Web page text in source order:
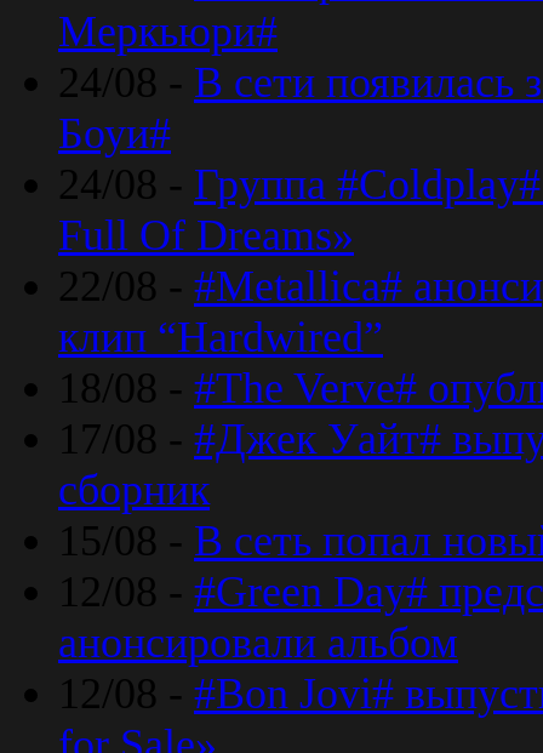
Меркьюри#
24/08 - В сети появилась
Боуи#
24/08 - Группа
Full Of Dreams»
22/08 - #Metallica#
клип “Hardwired”
18/08 - #The Verve#
17/08 - #Джек Уайт#
сборник
15/08 - В сеть попал
12/08 - #Green Day#
анонсировали альбом
12/08 - #Bon Jovi#